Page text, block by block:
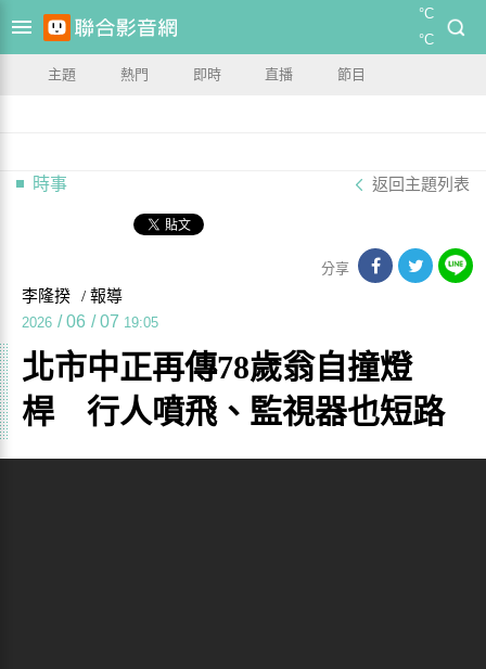
°C
°C
主題 熱門 即時 直播 節目
時事 返回主題列表
分享
李隆揆 / 報導
2026 / 06 / 07 19:05
北市中正再傳78歲翁自撞燈
桿 行人噴飛、監視器也短路